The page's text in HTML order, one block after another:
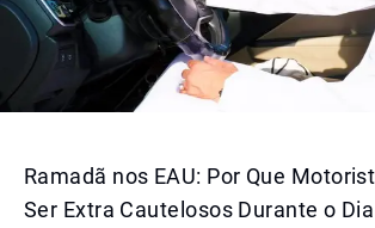
Ramadã nos EAU: Por Que
Ser Extra Cautelosos Durante o Dia